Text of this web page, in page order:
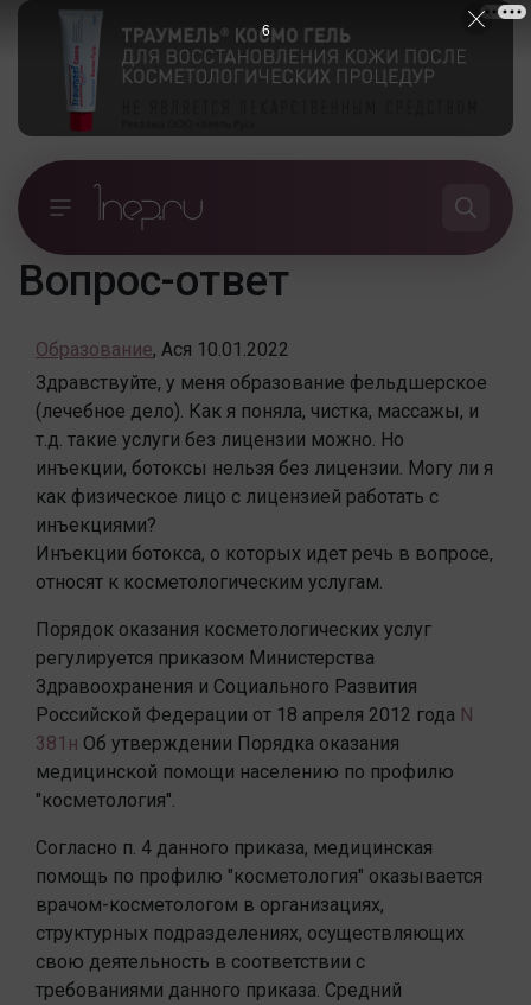
Вопрос-ответ
Образование, Ася 10.01.2022
Здравствуйте, у меня образование фельдшерское
(лечебное дело). Как я поняла, чистка, массажы, и
т.д. такие услуги без лицензии можно. Но
инъекции, ботоксы нельзя без лицензии. Могу ли я
как физическое лицо с лицензией работать с
инъекциями?
Инъекции ботокса, о которых идет речь в вопросе,
относят к косметологическим услугам.
Порядок оказания косметологических услуг
регулируется приказом Министерства
Здравоохранения и Социального Развития
Российской Федерации от 18 апреля 2012 года N
381н Об утверждении Порядка оказания
медицинской помощи населению по профилю
"косметология".
Согласно п. 4 данного приказа, медицинская
помощь по профилю "косметология" оказывается
врачом-косметологом в организациях,
структурных подразделениях, осуществляющих
свою деятельность в соответствии с
требованиями данного приказа. Средний
5